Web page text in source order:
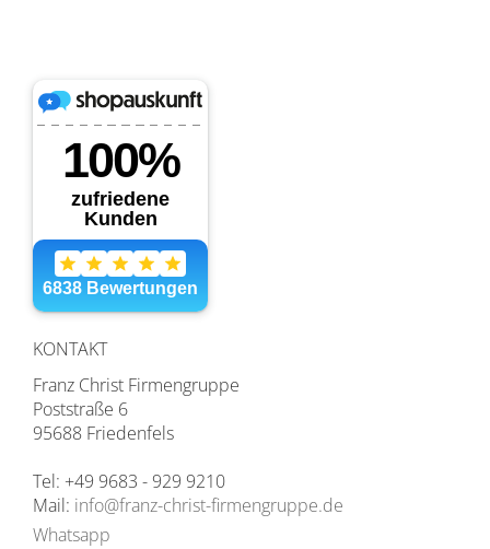
KONTAKT
Franz Christ Firmengruppe
Poststraße 6
95688 Friedenfels
Tel: +49 9683 - 929 9210
Mail: info@franz-christ-firmengruppe.de
Whatsapp